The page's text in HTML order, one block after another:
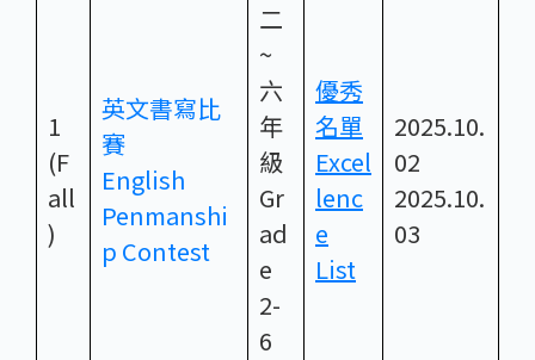
1
(F
all
)
英文書寫比
賽
English
Penmanshi
p Contest
二
~
六
年
級
Gr
ad
e
2-
6
優秀
名單
Excel
lenc
e
List
2025.10.
02
2025.10.
03